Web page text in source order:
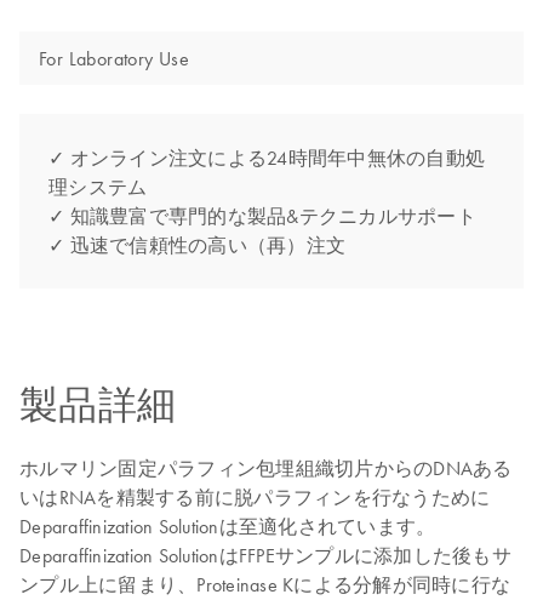
For Laboratory Use
✓ オンライン注文による24時間年中無休の自動処
理システム
✓ 知識豊富で専門的な製品&テクニカルサポート
✓ 迅速で信頼性の高い（再）注文
製品詳細
ホルマリン固定パラフィン包埋組織切片からのDNAある
いはRNAを精製する前に脱パラフィンを行なうために
Deparaffinization Solutionは至適化されています。
Deparaffinization SolutionはFFPEサンプルに添加した後もサ
ンプル上に留まり、Proteinase Kによる分解が同時に行な